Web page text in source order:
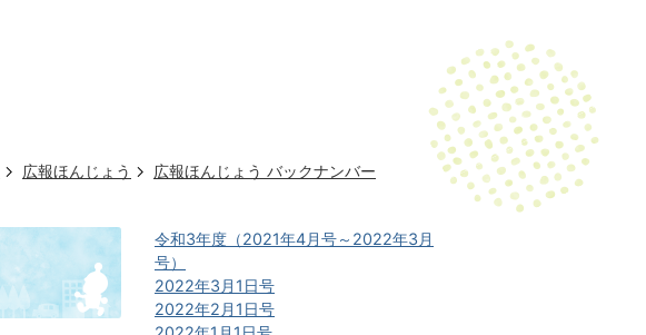
広報ほんじょう
広報ほんじょう バックナンバー
令和3年度（2021年4月号～2022年3月
号）
2022年3月1日号
2022年2月1日号